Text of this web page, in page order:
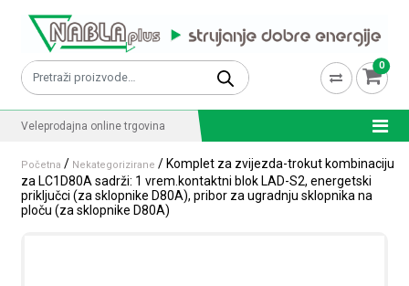
Pretraži: 0
Veleprodajna online trgovina
Početna / Nekategorizirane / Komplet za zvijezda-trokut kombinaciju
za LC1D80A sadrži: 1 vrem.kontaktni blok LAD-S2, energetski
priključci (za sklopnike D80A), pribor za ugradnju sklopnika na
ploču (za sklopnike D80A)